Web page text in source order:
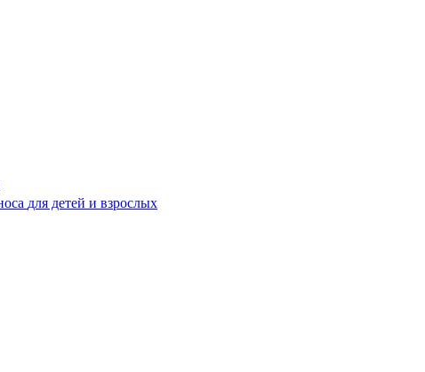
Средство для промывания и орошения полости носа для детей и взрослых